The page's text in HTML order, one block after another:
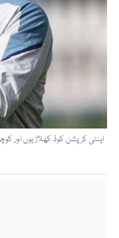
اینٹی کرپشن کوڈ کھلاڑیوں اور